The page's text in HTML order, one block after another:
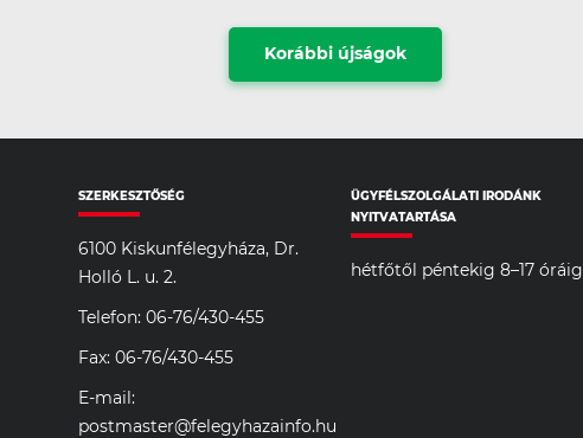
Korábbi újságok
SZERKESZTŐSÉG
6100 Kiskunfélegyháza, Dr.
Holló L. u. 2.
Telefon: 06-76/430-455
Fax: 06-76/430-455
E-mail:
postmaster@felegyhazainfo.hu
ÜGYFÉLSZOLGÁLATI IRODÁNK
NYITVATARTÁSA
hétfőtől péntekig 8–17 óráig